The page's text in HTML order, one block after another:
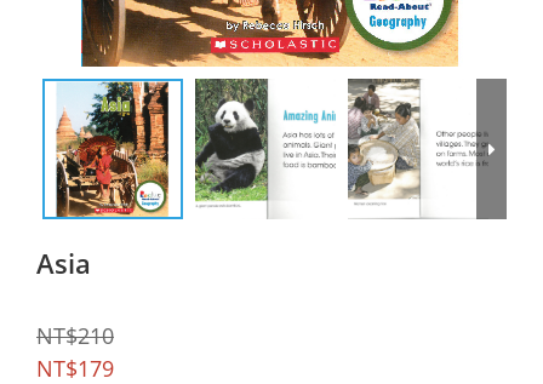
Asia
NT$210
NT$179